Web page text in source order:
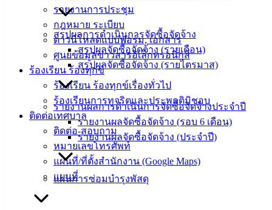
รายงานการประชุม
กฎหมาย ระเบียบ
ดาวน์โหลดแบบฟอร์ม, เอกสาร
ศูนย์ข้อมูลข่าวสารอิเล็กทรอนิกส์
ร้องเรียน ร้องทุกข์
ร้องเรียน ร้องทุกข์เรื่องทั่วไป
ร้องเรียนการทุจริตและประพฤติมิชอบ
ติดต่อเทศบาล
ติดต่อ-สอบถาม
หมายเลขโทรศัพท์
แผนที่/ที่ตั้งสำนักงาน (Google Maps)
แผนที่
สรุปผลการดำเนินการจัดซื้อจัดจ้าง
สรุปผลจัดซื้อจัดจ้าง (รายเดือน)
สรุปผลจัดซื้อจัดจ้าง (รายไตรมาส)
รายงานผลการดำเนินการจัดซื้อจัดจ้างประจำปี
รายงานผลจัดซื้อจัดจ้าง (รอบ 6 เดือน)
รายงานผลจัดซื้อจัดจ้าง (ประจำปี)
แผนการซ่อมบำรุงพัสดุ